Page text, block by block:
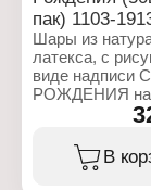
пак) 1103-
Шары из
латекса, c
виде надписи
РОЖДЕНИЯ на
цветов,
сладостей и
Печать с двух
одноцветная
В